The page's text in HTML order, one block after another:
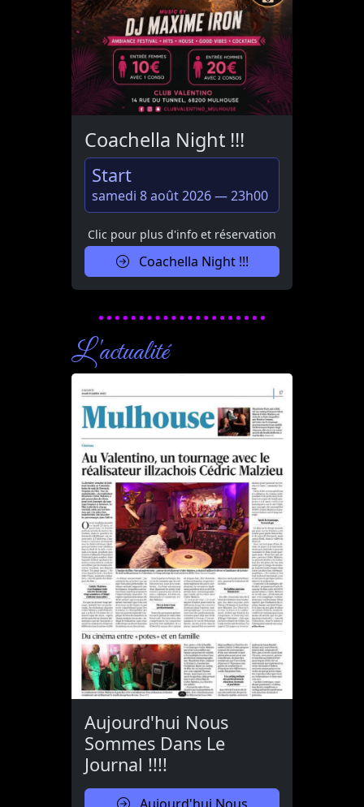
Coachella Night !!!
Start
samedi 8 août 2026 — 23h00
Clic pour plus d'info et réservation
Coachella Night !!!
L'actualité
Aujourd'hui Nous
Sommes Dans Le
Journal !!!!